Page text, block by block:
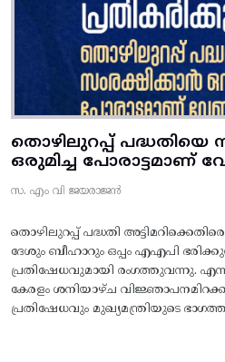
തൊഴിലുറപ്പ് പദ്ധതിയെ
ഒരുമിച്ച പോരാട്ടമാണ്
സ. എം വി ജയരാജൻ
തൊഴിലുറപ്പ് പദ്ധതി
ദേശും ബീഹാറും ഒപ്പം എഎപി
പ്രതിഷേധവുമായി രംഗത്തുവന്നു.
കേരളം ശനിയാഴ്ച
പ്രതിഷേധവും മുഖ്യമന്ത്രിയുടെ